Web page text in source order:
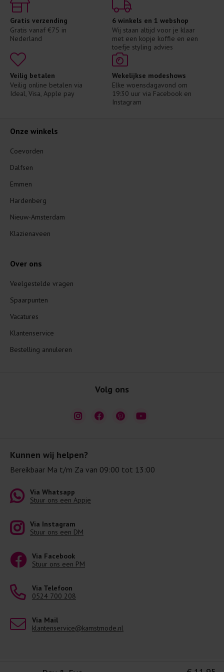
Gratis verzending
Gratis vanaf €75 in
Nederland
6 winkels en 1 webshop
Wij staan altijd voor je klaar
met een kopje koffie en een
toefje styling advies
Veilig betalen
Veilig online betalen via
Ideal, Visa, Apple pay
Wekelijkse modeshows
Elke woensdagavond om
19:30 uur via Facebook en
Instagram
Kunnen wij helpen?
Bereikbaar Ma t/m Za van 09:00 tot 13:00
Via Whatsapp
Stuur ons een Appje
Via Instagram
Stuur ons een DM
Via Facebook
Stuur ons een PM
Via Telefoon
0524 700 208
Via Mail
klantenservice@kamstmode.nl
Onze winkels
Coevorden
Dalfsen
Emmen
Hardenberg
Nieuw-Amsterdam
Klazienaveen
Over ons
Veelgestelde vragen
Spaarpunten
Vacatures
Klantenservice
Bestelling annuleren
Volg ons